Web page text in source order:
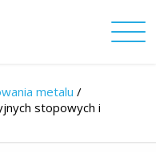
metalu /
stopowych i